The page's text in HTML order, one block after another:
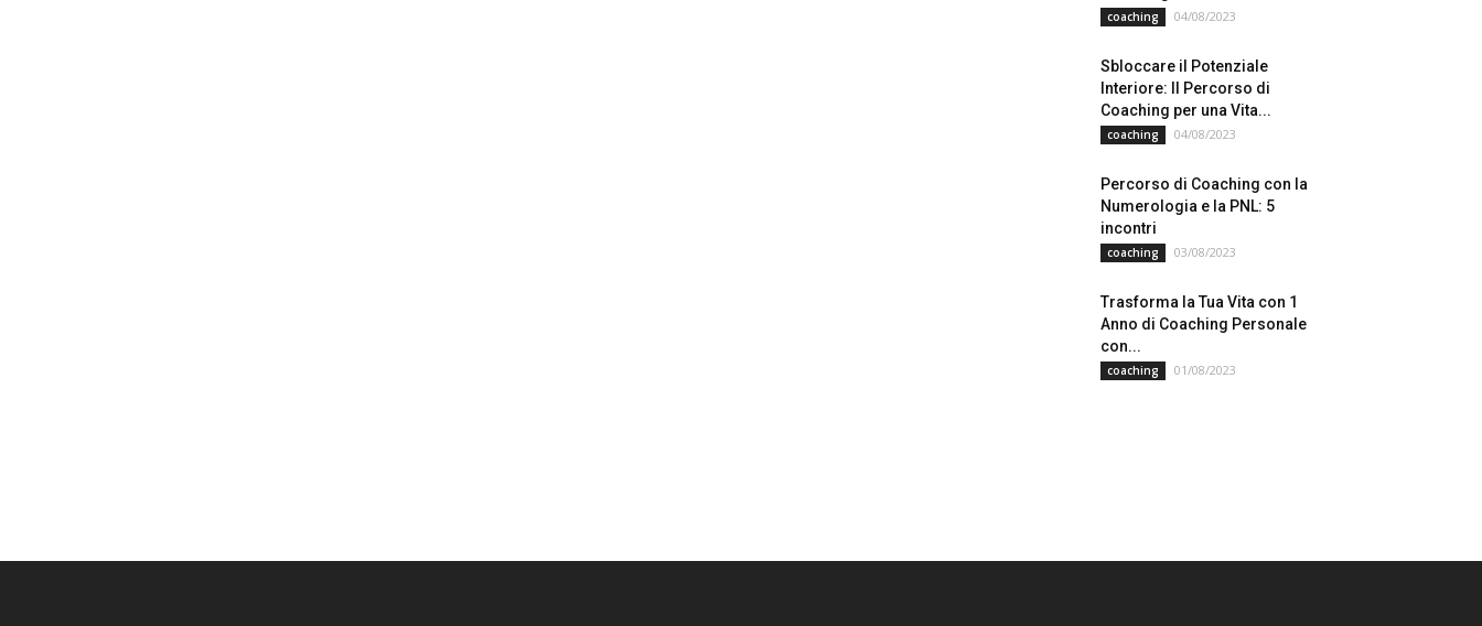
coaching 04/08/2023
Sbloccare il Potenziale
Interiore: Il Percorso di
Coaching per una Vita...
coaching 04/08/2023
Percorso di Coaching con la
Numerologia e la PNL: 5
incontri
coaching 03/08/2023
Trasforma la Tua Vita con 1
Anno di Coaching Personale
con...
coaching 01/08/2023